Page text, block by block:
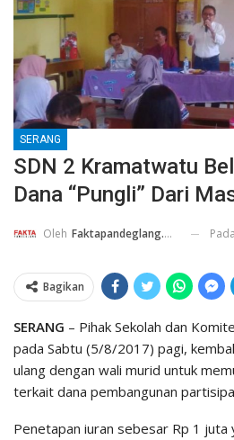
SERANG
SDN 2 Kramatwatu
Dana “Pungli” Dari
Oleh Faktapandeglang.co.id Pada
Bagikan
SERANG – Pihak Sekolah dan
pada Sabtu (5/8/2017) pagi,
ulang dengan wali murid untuk
terkait dana pembangunan
Penetapan iuran sebesar Rp 1 juta